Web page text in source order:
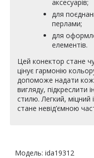
аксесуарів;
для
перлами;
для
елементів.
Цей конектор стане
цінує гармонію
допоможе надати
вигляду, підкреслити
стилю. Легкий, міцний
стане невід’ємною
Модель: ida19312